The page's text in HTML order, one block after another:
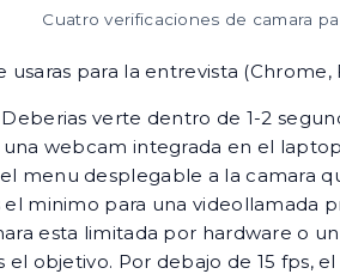
Cuatro verificaciones de camara
usaras para la entrevista
Deberias verte dentro de 1-2
una webcam integrada en el
menu desplegable a la camara
minimo para una videollamada
esta limitada por hardware o
el objetivo. Por debajo de 15 fps,